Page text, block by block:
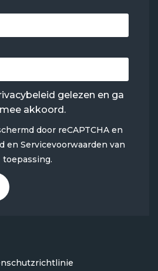
gelezen en ga
akkoord.
door reCAPTCHA en
en Servicevoorwaarden van
toepassing.